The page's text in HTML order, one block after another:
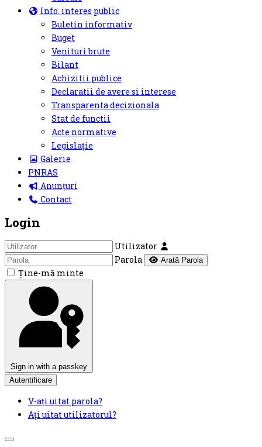
Info. interes public
Buletin informativ
Buget
Venituri brute
Bilant
Achizitii publice
Declaratii de avere si interese
Transparenta decizionala
Stat de functii
Acte normative
Legislație
Galerie
PNRAS
Anunțuri
Contact
Login
Utilizator
Parola
Arată Parola
Ţine-mă minte
Sign in with a passkey
Autentificare
V-ați uitat parola?
Ați uitat utilizatorul?